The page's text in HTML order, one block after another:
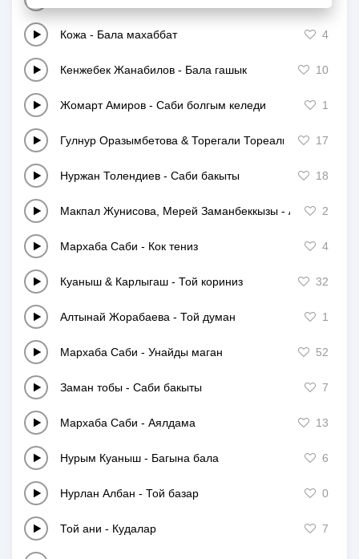
Кожа - Бала махаббат 4
Кенжебек Жанабилов - Бала гашык 10
Жомарт Амиров - Саби болгым келеди 1
Гулнур Оразымбетова & Торегали Тореали -Бала
17
Нуржан Толендиев - Саби бакыты 18
Макпал Жунисова, Мерей Заманбеккызы - Ана мен
2
Мархаба Саби - Кок тениз 4
Куаныш & Карлыгаш - Той кориниз 32
Алтынай Жорабаева - Той думан 1
Мархаба Саби - Унайды маган 52
Заман тобы - Саби бакыты 7
Мархаба Саби - Аялдама 13
Нурым Куаныш - Багына бала 6
Нурлан Албан - Той базар 0
Той ани - Кудалар 7